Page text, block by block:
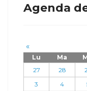
Agenda
«
Lu Ma
27
28
3
4